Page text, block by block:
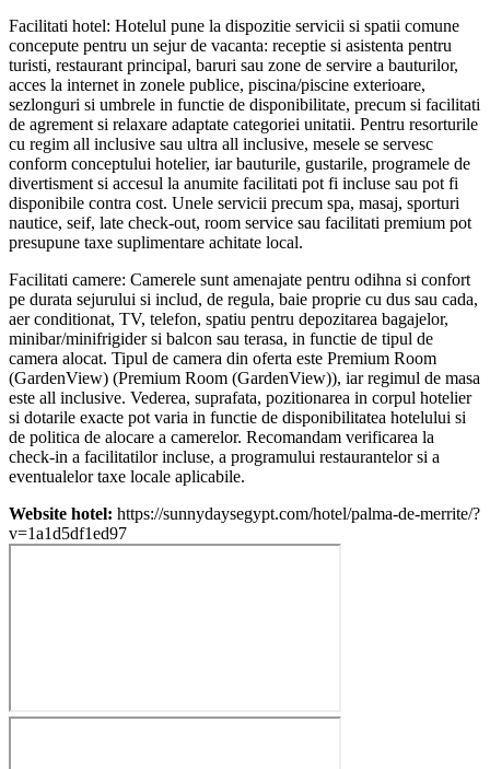
Facilitati hotel: Hotelul pune la dispozitie servicii si spatii comune
concepute pentru un sejur de vacanta: receptie si asistenta pentru
turisti, restaurant principal, baruri sau zone de servire a bauturilor,
acces la internet in zonele publice, piscina/piscine exterioare,
sezlonguri si umbrele in functie de disponibilitate, precum si facilitati
de agrement si relaxare adaptate categoriei unitatii. Pentru resorturile
cu regim all inclusive sau ultra all inclusive, mesele se servesc
conform conceptului hotelier, iar bauturile, gustarile, programele de
divertisment si accesul la anumite facilitati pot fi incluse sau pot fi
disponibile contra cost. Unele servicii precum spa, masaj, sporturi
nautice, seif, late check-out, room service sau facilitati premium pot
presupune taxe suplimentare achitate local.
Facilitati camere: Camerele sunt amenajate pentru odihna si confort
pe durata sejurului si includ, de regula, baie proprie cu dus sau cada,
aer conditionat, TV, telefon, spatiu pentru depozitarea bagajelor,
minibar/minifrigider si balcon sau terasa, in functie de tipul de
camera alocat. Tipul de camera din oferta este Premium Room
(GardenView) (Premium Room (GardenView)), iar regimul de masa
este all inclusive. Vederea, suprafata, pozitionarea in corpul hotelier
si dotarile exacte pot varia in functie de disponibilitatea hotelului si
de politica de alocare a camerelor. Recomandam verificarea la
check-in a facilitatilor incluse, a programului restaurantelor si a
eventualelor taxe locale aplicabile.
Website hotel: https://sunnydaysegypt.com/hotel/palma-de-merrite/?
v=1a1d5df1ed97